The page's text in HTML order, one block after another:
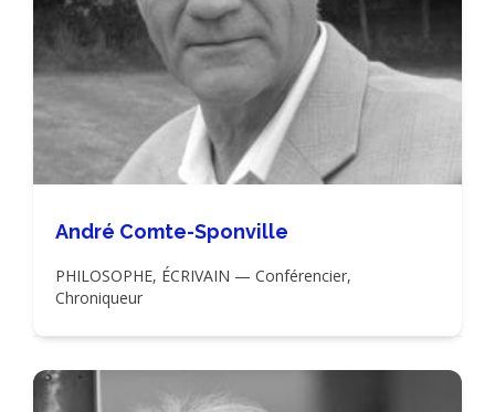
André Comte-Sponville
PHILOSOPHE, ÉCRIVAIN — Conférencier,
Chroniqueur